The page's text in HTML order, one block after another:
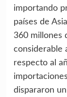
importando
países de
360 millones
considerable
respecto al
dispararon